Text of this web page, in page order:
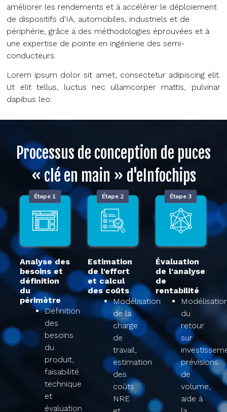
améliorer les rendements et à accélérer le déploiement
de dispositifs d'IA, automobiles, industriels et de
périphérie, grâce à des méthodologies éprouvées et à
une expertise de pointe en ingénierie des semi-
conducteurs.
Lorem ipsum dolor sit amet, consectetur adipiscing elit.
Ut elit tellus, luctus nec ullamcorper mattis, pulvinar
dapibus leo.
Processus de conception de puces
« clé en main » d'eInfochips​
Analyse des
besoins et
définition
du
périmètre​
Étape 1
Définition
des
besoins
du
produit,
faisabilité
technique
et
évaluation
Estimation
de l'effort
et calcul
des coûts​
Étape 2
Modélisation
de la
charge
de
travail,
estimation
des
coûts
NRE
Évaluation
de l'analyse
de
rentabilité​
Étape 3
du
retour
sur
prévisions
de
volume,
aide à